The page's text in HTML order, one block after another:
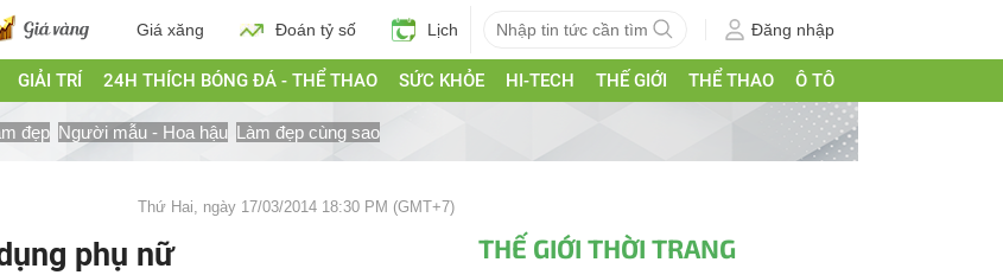
Giá xăng Đoán tỷ số Lịch Đăng nhập
GIẢI TRÍ 24H THÍCH BÓNG ĐÁ - THỂ THAO SỨC KHỎE HI-TECH THẾ GIỚI THỂ THAO Ô TÔ
đẹp Người mẫu - Hoa hậu Làm đẹp cùng sao
Thứ Hai, ngày 17/03/2014 18:30 PM (GMT+7)
phụ nữ THẾ GIỚI THỜI TRANG